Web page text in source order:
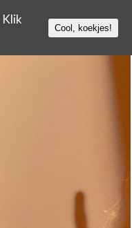
Klik
Cool, koekjes!